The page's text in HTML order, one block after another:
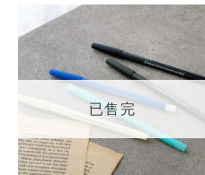
「願
望輕
已售完